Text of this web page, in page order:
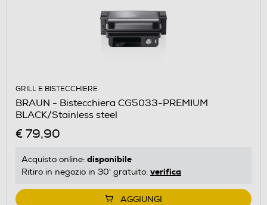
GRILL E BISTECCHIERE
BRAUN - Bistecchiera CG5033-PREMIUM
BLACK/Stainless steel
€ 79,90
Acquisto online: disponibile
Ritiro in negozio in 30' gratuito: verifica
AGGIUNGI